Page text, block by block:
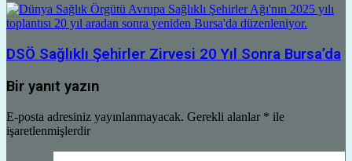
DSÖ Sağlıklı Şehirler Zirvesi 20 Yıl Sonra Bursa’da
Bir yanıt yazın
E-posta adresiniz yayınlanmayacak. Gerekli alanlar * ile
işaretlenmişlerdir